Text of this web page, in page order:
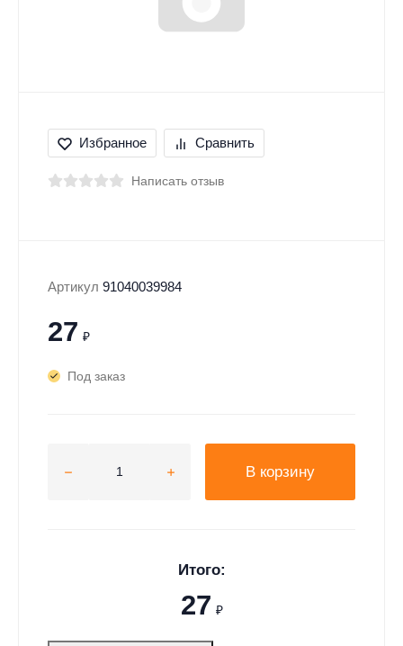
Избранное Сравнить
Написать отзыв
Артикул 91040039984
27 ₽
Под заказ
В корзину
Итого:
27 ₽